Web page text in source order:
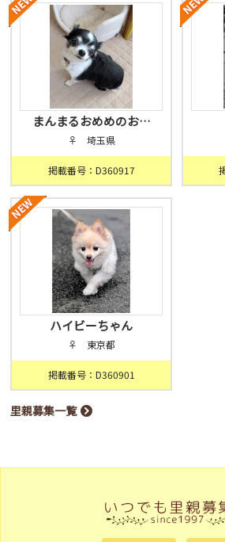
まんまるおめめのお…
♀ 埼玉県
掲載番号：D360917
ハイビーちゃん
♀ 東京都
掲載番号：D360901
里親募集一覧